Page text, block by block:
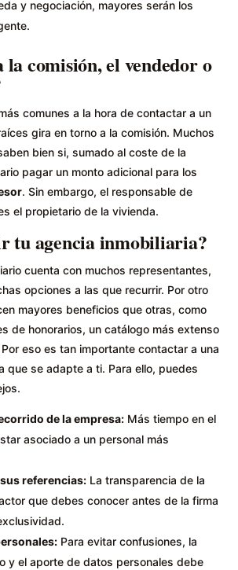
y negociación, mayores serán los
la comisión, el vendedor o
comunes a la hora de contactar a un
gira en torno a la comisión. Muchos
bien si, sumado al coste de la
pagar un monto adicional para los
. Sin embargo, el responsable de
el propietario de la vivienda.
tu agencia inmobiliaria?
cuenta con muchos representantes,
opciones a las que recurrir. Por otro
mayores beneficios que otras, como
de honorarios, un catálogo más extenso
eso es tan importante contactar a una
que se adapte a ti. Para ello, puedes
de la empresa: Más tiempo en el
asociado a un personal más
referencias: La transparencia de la
que debes conocer antes de la firma
Para evitar confusiones, la
y el aporte de datos personales debe